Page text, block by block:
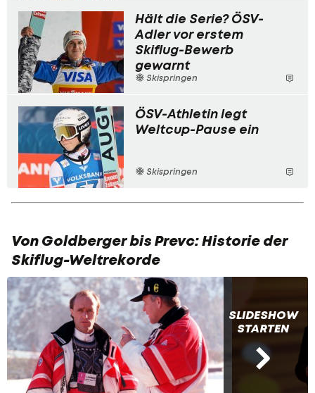
Hält die Serie? ÖSV-
Adler vor erstem
Skiflug-Bewerb
gewarnt
Skispringen
ÖSV-Athletin legt
Weltcup-Pause ein
Skispringen
Von Goldberger bis Prevc: Historie der
Skiflug-Weltrekorde
SLIDESHOW
STARTEN